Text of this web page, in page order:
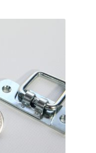
auf
der
Produktseite
gewählt
werden